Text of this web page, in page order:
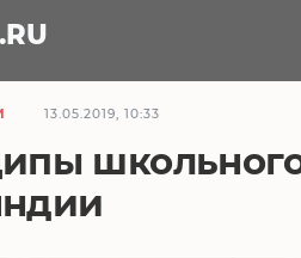
.RU
13.05.2019, 10:33